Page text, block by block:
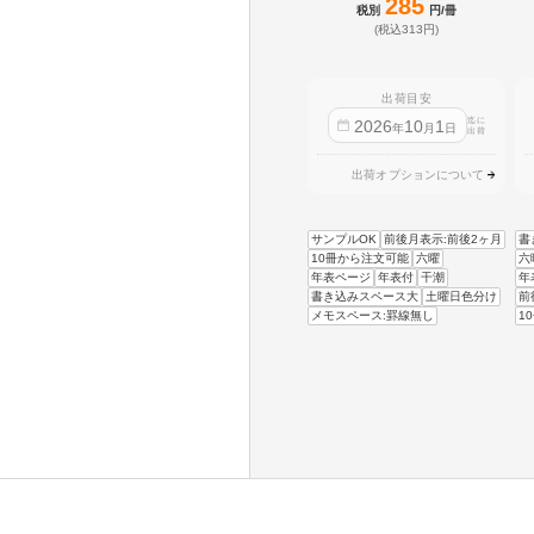
税別 285 円/冊
(税込313円)
出荷目安
2026年10月 1 日
迄に
出荷
出荷オプションについて
サンプルOK
前後月表示:前後2ヶ月
10冊から注文可能 六曜
年表ページ
年表付 干潮
書き込みスペース大
土曜日色分け
メモスペース:罫線無し
書
六
年
前